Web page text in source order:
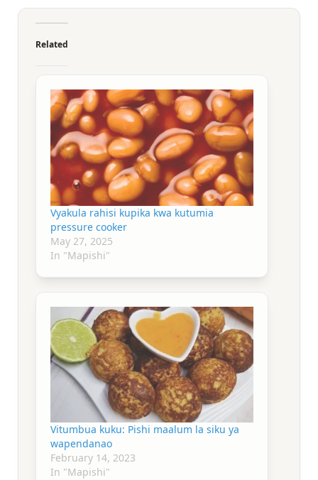
Related
Vyakula rahisi kupika kwa kutumia
pressure cooker
May 27, 2025
In "Mapishi"
Vitumbua kuku: Pishi maalum la siku ya
wapendanao
February 14, 2023
In "Mapishi"